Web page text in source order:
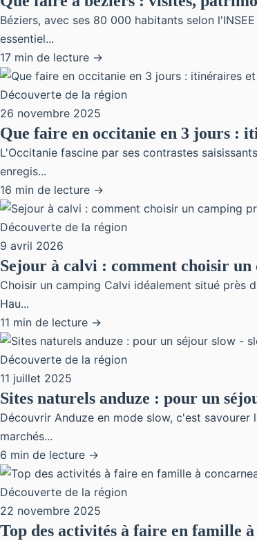
Béziers, avec ses 80 000 habitants selon
essentiel...
17 min de lecture →
Découverte de la région
26 novembre 2025
Que faire en occitanie en 3 jours :
L'Occitanie fascine par ses contrastes
enregis...
16 min de lecture →
Découverte de la région
9 avril 2026
Sejour à calvi : comment choisir
Choisir un camping Calvi idéalement situé près
Hau...
11 min de lecture →
Découverte de la région
11 juillet 2025
Sites naturels anduze : pour un
Découvrir Anduze en mode slow, c'est
marchés...
6 min de lecture →
Découverte de la région
22 novembre 2025
Top des activités à faire en famille